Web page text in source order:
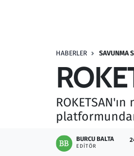
HABERLER SAVUNMA
BURCU BALTA
EDITÖR
Savunma Sanayi
Seçim 2023